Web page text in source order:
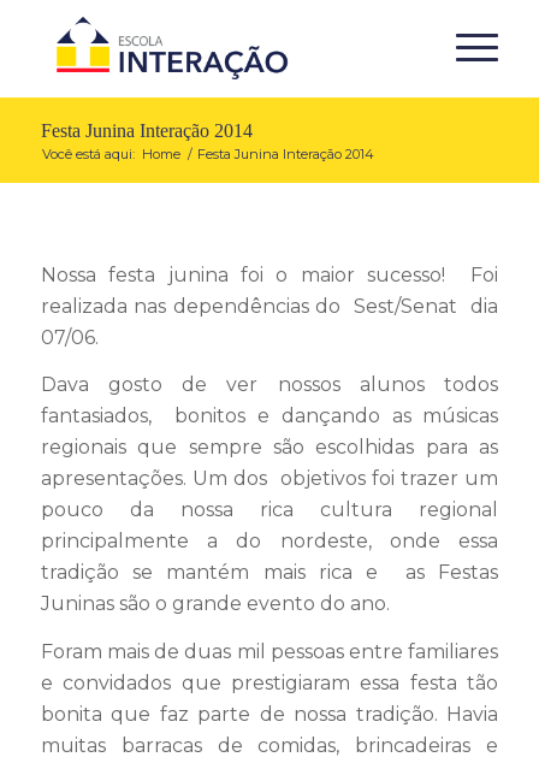
Festa Junina Interação 2014
Você está aqui: Home / Festa Junina Interação 2014
Nossa festa junina foi o maior sucesso! Foi
realizada nas dependências do Sest/Senat dia
07/06.
Dava gosto de ver nossos alunos todos
fantasiados, bonitos e dançando as músicas
regionais que sempre são escolhidas para as
apresentações. Um dos objetivos foi trazer um
pouco da nossa rica cultura regional
principalmente a do nordeste, onde essa
tradição se mantém mais rica e as Festas
Juninas são o grande evento do ano.
Foram mais de duas mil pessoas entre familiares
e convidados que prestigiaram essa festa tão
bonita que faz parte de nossa tradição. Havia
muitas barracas de comidas, brincadeiras e